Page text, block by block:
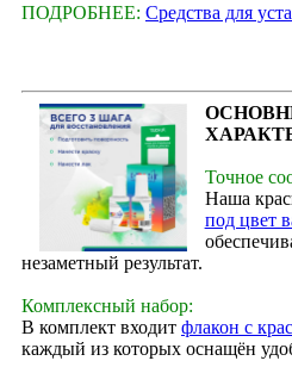
ПОДРОБНЕЕ: Средства для
Точное
Наша
под цвет
незаметный результат.
Комплексный набор:
В комплект входит флакон с
каждый из которых оснащён